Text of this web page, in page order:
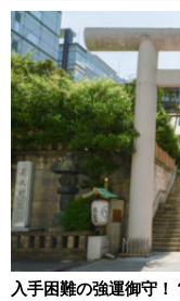
入手困難の強運御守